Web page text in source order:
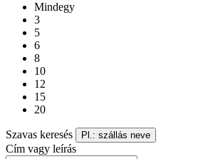
Mindegy
3
5
6
8
10
12
15
20
Szavas keresés Pl.: szállás neve
Cím vagy leírás